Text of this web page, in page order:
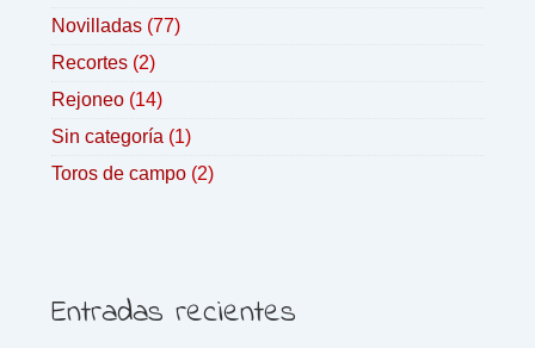
Novilladas (77)
Recortes (2)
Rejoneo (14)
Sin categoría (1)
Toros de campo (2)
Entradas recientes